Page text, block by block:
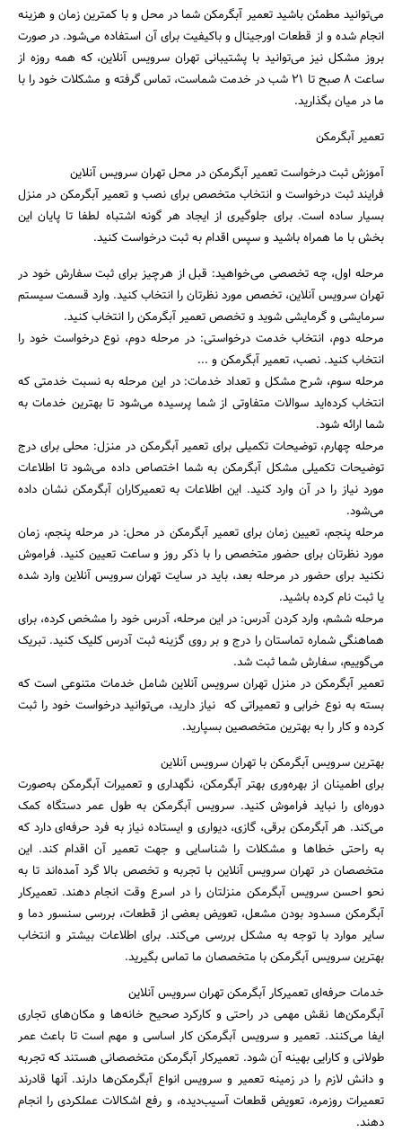
می‌توانید مطمئن باشید تعمیر آبگرمکن شما در محل و با کمترین زمان و هزینه
انجام شده و از قطعات اورجینال و باکیفیت برای آن استفاده می‌شود. در صورت
بروز مشکل نیز می‌توانید با پشتیبانی تهران سرویس آنلاین، که همه روزه از
ساعت 8 صبح تا 21 شب در خدمت شماست، تماس گرفته و مشکلات خود را با
ما در میان بگذارید.
تعمیر آبگرمکن
آموزش ثبت درخواست تعمیر آبگرمکن در محل تهران سرویس آنلاین
فرایند ثبت درخواست و انتخاب متخصص برای نصب و تعمیر آبگرمکن در منزل
بسیار ساده است. برای جلوگیری از ایجاد هر گونه اشتباه لطفا تا پایان این
بخش با ما همراه باشید و سپس اقدام به ثبت درخواست کنید.
مرحله اول، چه تخصصی می‌خواهید: قبل از هرچیز برای ثبت سفارش خود در
تهران سرویس آنلاین، تخصص مورد نظرتان را انتخاب کنید. وارد قسمت سیستم
سرمایشی و گرمایشی شوید و تخصص تعمیر آبگرمکن را انتخاب کنید.
مرحله دوم، انتخاب خدمت درخواستی: در مرحله دوم، نوع درخواست خود را
انتخاب کنید. نصب، تعمیر آبگرمکن و ...
مرحله سوم، شرح مشکل و تعداد خدمات: در این مرحله به نسبت خدمتی که
انتخاب کرده‌اید سوالات متفاوتی از شما پرسیده می‌شود تا بهترین خدمات به
شما ارائه شود.
مرحله چهارم، توضیحات تکمیلی برای تعمیر آبگرمکن در منزل: محلی برای درج
توضیحات تکمیلی مشکل آبگرمکن به شما اختصاص داده می‌شود تا اطلاعات
مورد نیاز را در آن وارد کنید. این اطلاعات به تعمیرکاران آبگرمکن نشان داده
می‌شود.
مرحله پنجم، تعیین زمان برای تعمیر آبگرمکن در محل: در مرحله پنجم، زمان
مورد نظرتان برای حضور متخصص را با ذکر روز و ساعت تعیین کنید. فراموش
نکنید برای حضور در مرحله بعد، باید در سایت تهران سرویس آنلاین وارد شده
یا ثبت نام کرده باشید.
مرحله ششم، وارد کردن آدرس: در این مرحله، آدرس خود را مشخص کرده، برای
هماهنگی شماره تماستان را درج و بر روی گزینه ثبت آدرس کلیک کنید. تبریک
می‌گوییم، سفارش شما ثبت شد.
تعمیر آبگرمکن در منزل تهران سرویس آنلاین شامل خدمات متنوعی است که
بسته به نوع خرابی و تعمیراتی که نیاز دارید، می‌‌توانید درخواست خود را ثبت
کرده و کار را به بهترین متخصصین بسپارید.
بهترین سرویس آبگرمکن با تهران سرویس آنلاین
برای اطمینان از بهره‌وری بهتر آبگرمکن، نگهداری و تعمیرات آبگرمکن به‌صورت
دوره‌ای را نباید فراموش کنید. سرویس آبگرمکن به طول عمر دستگاه کمک
می‌کند. هر آبگرمکن برقی، گازی، دیواری و ایستاده نیاز به فرد حرفه‌ای دارد که
به راحتی خطاها و مشکلات را شناسایی و جهت تعمیر آن اقدام کند. این
متخصصان در تهران سرویس آنلاین با تجربه و تخصص بالا گرد آمده‌اند تا به
نحو احسن سرویس آبگرمکن منزلتان را در اسرع وقت انجام دهند. تعمیرکار
آبگرمکن مسدود بودن مشعل، تعویض بعضی از قطعات، بررسی سنسور دما و
سایر موارد با توجه به مشکل بررسی می‌کند. برای اطلاعات بیشتر و انتخاب
بهترین سرویس آبگرمکن با متخصصان ما تماس بگیرید.
خدمات حرفه‌ای تعمیرکار آبگرمکن تهران سرویس آنلاین
آبگرمکن‌ها نقش مهمی در راحتی و کارکرد صحیح خانه‌ها و مکان‌های تجاری
ایفا می‌کنند. تعمیر و سرویس آبگرمکن کار اساسی و مهم است تا باعث عمر
طولانی و کارایی بهینه آن شود. تعمیرکار آبگرمکن متخصصانی هستند که تجربه
و دانش لازم را در زمینه تعمیر و سرویس انواع آبگرمکن‌ها دارند. آنها قادرند
تعمیرات روزمره، تعویض قطعات آسیب‌دیده، و رفع اشکالات عملکردی را انجام
دهند.